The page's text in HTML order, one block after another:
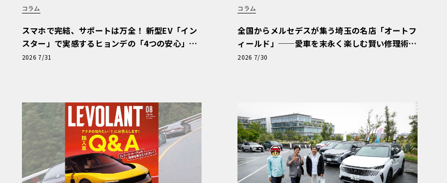
コラム
スマホで完結、サポートは万全！ 新型EV「イン
スター」で実感するヒョンデの「4つの安心」
【第1回・ヒョンデ6つの疑問：Why? Hyunda
2026 7/31
コラム
全国からメルセデスが集う埼玉の名店「オートフ
ィールド」──愛車を末永く楽しむ賢い修理術
と、プロがフックス製オイルを選ぶ理由〈PR〉
2026 7/30